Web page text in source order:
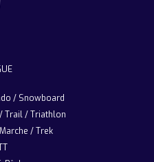
/ Snowboard
/ Trail / Triathlon
/ Trek